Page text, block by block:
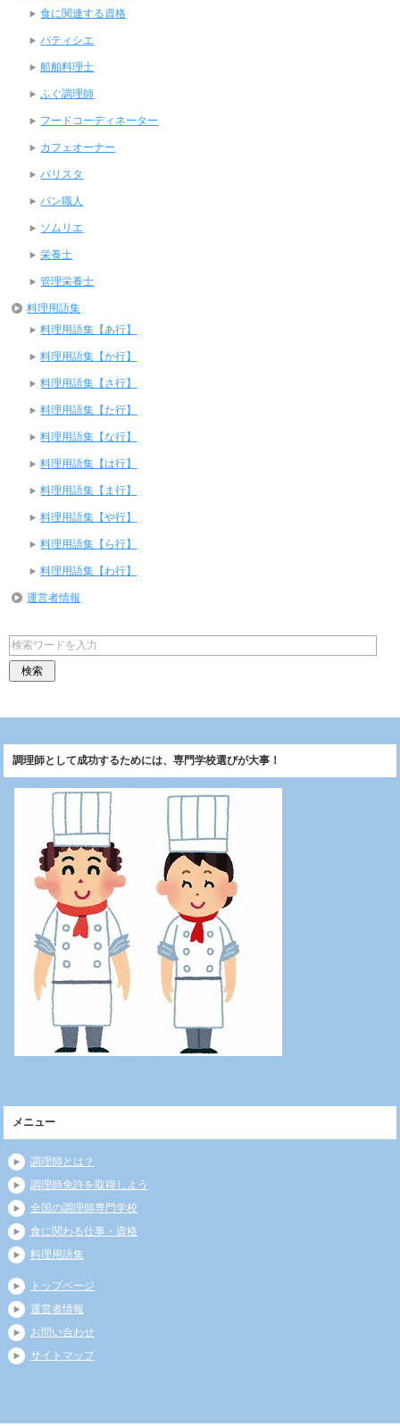
食に関連する資格
パティシエ
船舶料理士
ふぐ調理師
フードコーディネーター
カフェオーナー
バリスタ
パン職人
ソムリエ
栄養士
管理栄養士
料理用語集
料理用語集【あ行】
料理用語集【か行】
料理用語集【さ行】
料理用語集【た行】
料理用語集【な行】
料理用語集【は行】
料理用語集【ま行】
料理用語集【や行】
料理用語集【ら行】
料理用語集【わ行】
運営者情報
調理師として成功するためには、専門学校選びが大事！
メニュー
調理師とは？
調理師免許を取得しよう
全国の調理師専門学校
食に関わる仕事・資格
料理用語集
トップページ
運営者情報
お問い合わせ
サイトマップ